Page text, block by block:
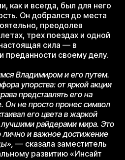
как и всегда, был для него
Он добрался до места
преодолев
трех поездах и одной
сила — в
преданности своему делу.
Владимиром и его путем.
упорства: от яркой акции
представлять его на
Он не просто пронес символ
его цвета в жаркой
лучшими райдерами мира. Это
и важное достижение
— сказала заместитель
развитию «Инсайт